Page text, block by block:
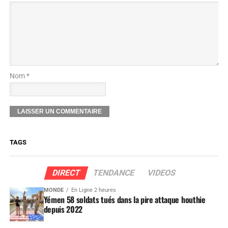
Nom *
TAGS
DIRECT TENDANCE VIDEOS
MONDE En Ligne 2 heures
Yémen 58 soldats tués dans la pire attaque houthie
depuis 2022